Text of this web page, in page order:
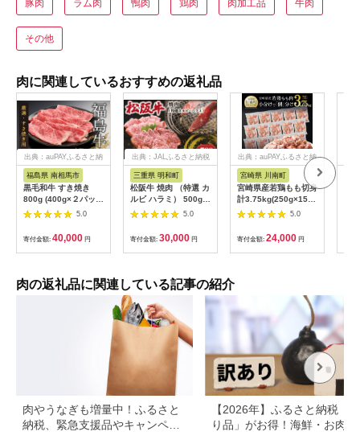
豚肉 ラム肉 鴨肉 鶏肉 肉加工品 牛肉
その他
肉に関連しているおすすめの返礼品
出典：auPAYふるさと納
福島県 南相馬市
黒毛和牛 すき焼き
800g (400g×２パッ
ク) 福島牛 | 国産 肉
お肉 ギフト お取り寄
せ プレゼント 今野畜
産 福島 bp002-aa
5.0
寄付金額: 40,000 円
出典：JALふるさと納税
三重県 明和町
松阪牛 焼肉 （特選 カ
ルビ ハラミ） 500g
肉 牛 牛肉 和牛 ブラ
り 冷凍 ふるさと 人気
焼肉 焼肉用 BBQ バ
ーベキュー SS38
5.0
寄付金額: 30,000 円
出典：auPAYふるさと納
宮崎県 川南町
宮崎県産若鶏もも切身
計3.75kg(250g×15
袋) 肉 鶏 鶏肉 カット
5.0
寄付金額: 24,000 円
肉の返礼品に関連している記事の紹介
肉やうなぎも増量中！ふるさと
納税、緊急支援品やキャンペー
【2026年】ふるさと納税「
り品」がお得！海鮮・お肉・